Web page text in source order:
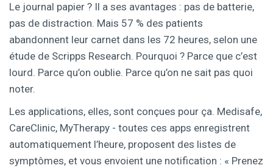
Le journal papier ? Il a ses avantages : pas de batterie,
pas de distraction. Mais 57 % des patients
abandonnent leur carnet dans les 72 heures, selon une
étude de Scripps Research. Pourquoi ? Parce que c’est
lourd. Parce qu’on oublie. Parce qu’on ne sait pas quoi
noter.
Les applications, elles, sont conçues pour ça. Medisafe,
CareClinic, MyTherapy - toutes ces apps enregistrent
automatiquement l’heure, proposent des listes de
symptômes, et vous envoient une notification : « Prenez